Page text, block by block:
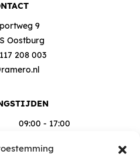
9
Oostburg
208 003
09:00 - 17:00
op afspraak